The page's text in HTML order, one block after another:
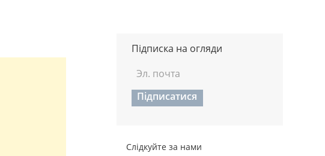
Підписка на огляди
Слідкуйте за нами